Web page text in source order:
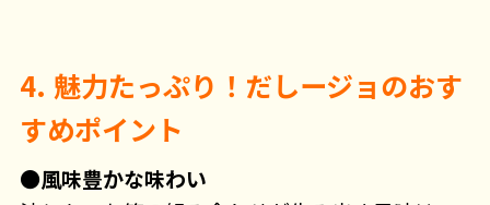
4. 魅力たっぷり！だしージョのおす
すめポイント
●風味豊かな味わい